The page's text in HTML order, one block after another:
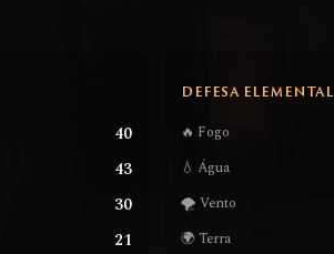
40
43
30
21
DEFESA ELEMENTAL
🔥 Fogo
💧 Água
🌪️ Vento
🌍 Terra